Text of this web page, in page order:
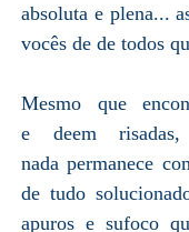
absoluta e plena...
vocês de de todos
Mesmo que
e deem
nada permanece
de tudo
apuros e sufoco